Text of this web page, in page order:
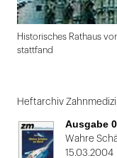
Historisches Rathaus
stattfand
1
von
Heftarchiv
Ausgabe
Wahre
15.03.2004